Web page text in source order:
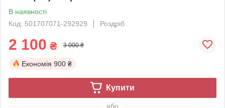
В наявності
Код: 501707071-292929
Роздріб
2 100 ₴ 3 000 ₴
Економія 900 ₴
Купити
або